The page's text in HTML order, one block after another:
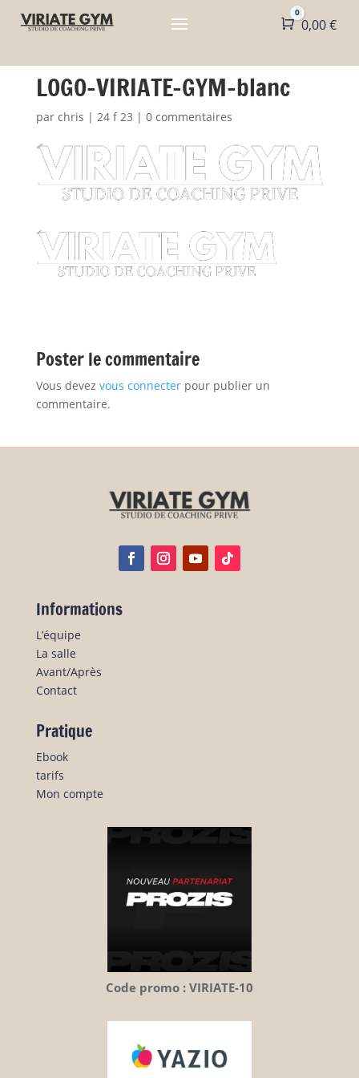
Panier
0
0,00€
LOGO-VIRIATE-GYM-blanc
par chris | 24 f 23 | 0 commentaires
Poster le commentaire
Vous devez vous connecterpour publier un
commentaire.
Informations
L’équipe
La salle
Avant/Après
Contact
Pratique
Ebook
tarifs
Mon compte
Code promo : VIRIATE-10